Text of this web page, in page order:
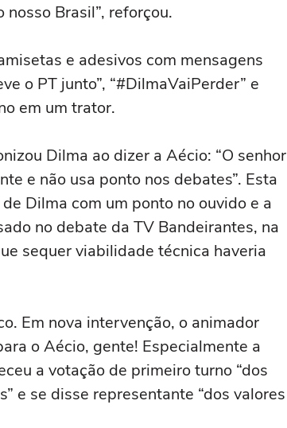
nosso Brasil”, reforçou.
e adesivos com mensagens
o PT junto”, “#DilmaVaiPerder” e
em um trator.
Dilma ao dizer a Aécio: “O senhor
e não usa ponto nos debates”. Esta
Dilma com um ponto no ouvido e a
no debate da TV Bandeirantes, na
sequer viabilidade técnica haveria
Em nova intervenção, o animador
o Aécio, gente! Especialmente a
a votação de primeiro turno “dos
e se disse representante “dos valores